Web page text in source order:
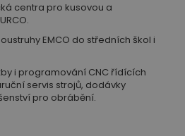
centra pro kusovou a
EMCO do středních škol i
i programování CNC řídících
servis strojů, dodávky
pro obrábění.